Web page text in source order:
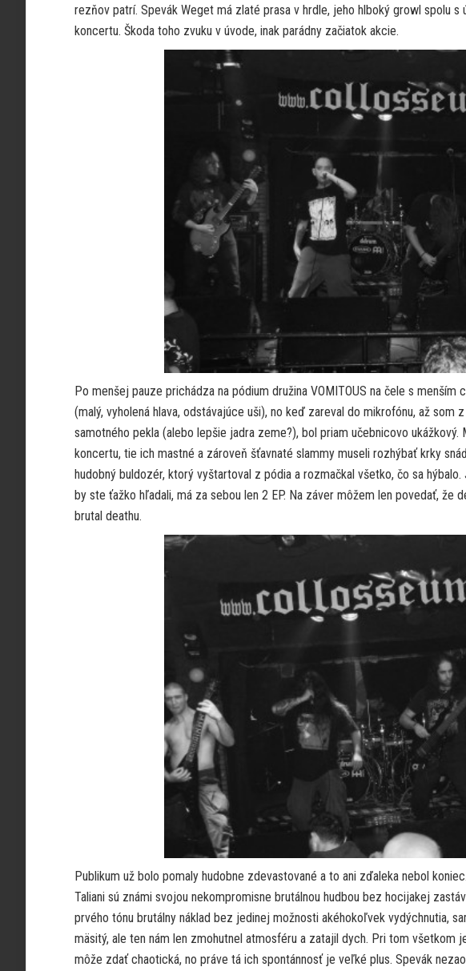
rezňov patrí. Spevák Weget má zlaté prasa v hrdle, jeho hlboký growl spolu
koncertu. Škoda toho zvuku v úvode, inak parádny začiatok akcie.
Po menšej pauze prichádza na pódium družina VOMITOUS na čele s
(malý, vyholená hlava, odstávajúce uši), no keď zareval do mikrofónu, až
samotného pekla (alebo lepšie jadra zeme?), bol priam učebnicovo
koncertu, tie ich mastné a zároveň šťavnaté slammy museli rozhýbať krky
hudobný buldozér, ktorý vyštartoval z pódia a rozmačkal všetko, čo sa
by ste ťažko hľadali, má za sebou len 2 EP. Na záver môžem len povedať,
brutal deathu.
Publikum už bolo pomaly hudobne zdevastované a to ani zďaleka nebol
Taliani sú známi svojou nekompromisne brutálnou hudbou bez hocijakej
prvého tónu brutálny náklad bez jedinej možnosti akéhokoľvek vydýchnutia,
mäsitý, ale ten nám len zmohutnel atmosféru a zatajil dych. Pri tom všetkom
môže zdať chaotická, no práve tá ich spontánnosť je veľké plus. Spevák